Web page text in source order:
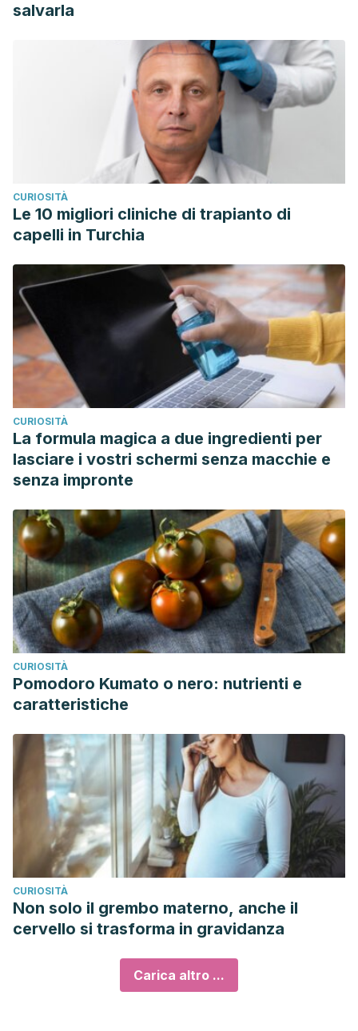
salvarla
CURIOSITÀ
Le 10 migliori cliniche di trapianto di
capelli in Turchia
CURIOSITÀ
La formula magica a due ingredienti per
lasciare i vostri schermi senza macchie e
senza impronte
CURIOSITÀ
Pomodoro Kumato o nero: nutrienti e
caratteristiche
CURIOSITÀ
Non solo il grembo materno, anche il
cervello si trasforma in gravidanza
Carica altro ...